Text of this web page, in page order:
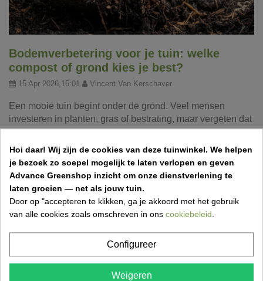
Bodemverbetering voor je tuin: welke
compost of grond kies je best?
15 Apr 2026,15:01 Vincent Van Kerschaver
Een mooie tuin begint onder de grond. Veel mensen
investeren in planten, gras of bestrating, maar vergeten dat
een...
Aprilkriebels in de tuin: dit mag je niet
vergeten
31 Mar 2026,11:50 Vincent Van Kerschaver
Een frisse lentemaand betekent werk in de tuin! Ontdek
wat je in april zeker moet doen om je tuin gezond,...
Hoi daar! Wij zijn de cookies van deze tuinwinkel. We helpen
je bezoek zo soepel mogelijk te laten verlopen en geven
Advance Greenshop inzicht om onze dienstverlening te
laten groeien — net als jouw tuin.
Door op "accepteren te klikken, ga je akkoord met het gebruik
van alle cookies zoals omschreven in ons cookiebeleid.
Configureer
Weigeren